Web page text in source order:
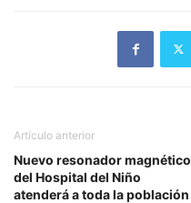
Artículo anterior
Nuevo resonador magnético
del Hospital del Niño
atenderá a toda la población